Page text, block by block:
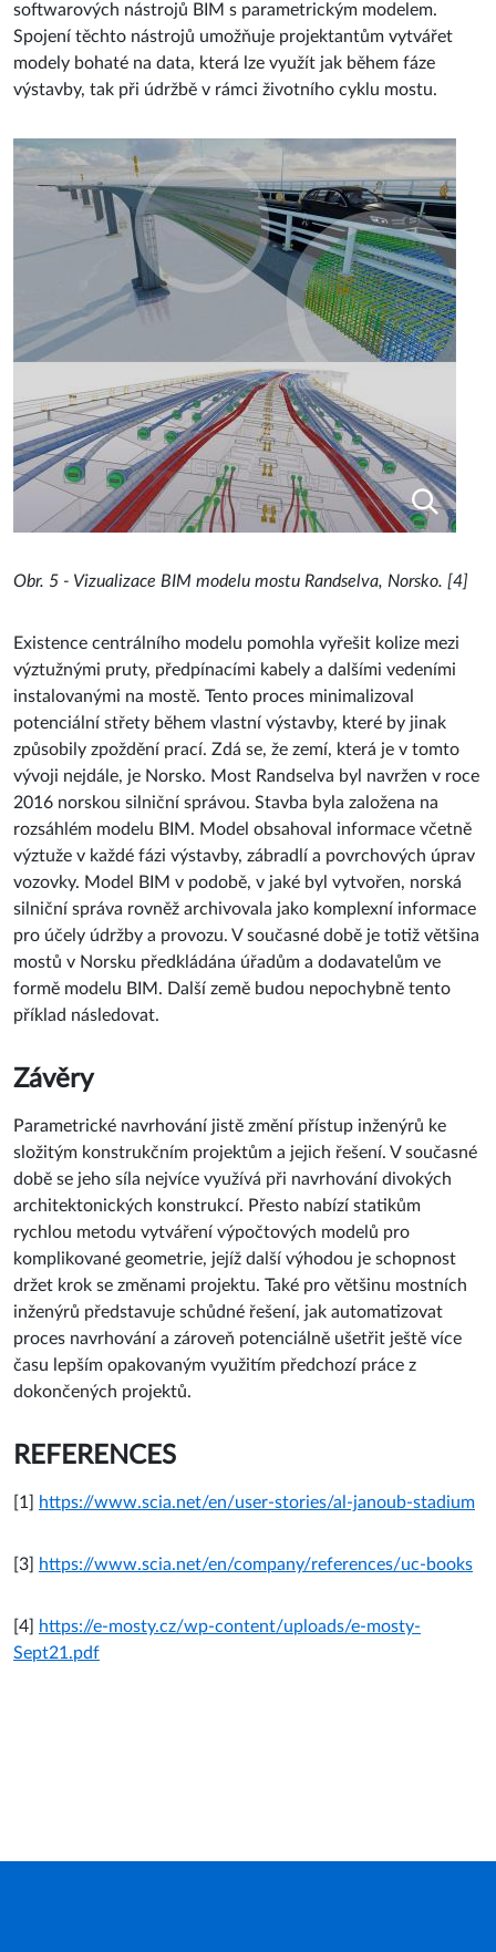
softwarových nástrojů BIM s parametrickým modelem.
Spojení těchto nástrojů umožňuje projektantům vytvářet
modely bohaté na data, která lze využít jak během fáze
výstavby, tak při údržbě v rámci životního cyklu mostu.
Obr. 5 - Vizualizace BIM modelu mostu Randselva, Norsko. [4]
Existence centrálního modelu pomohla vyřešit kolize mezi
výztužnými pruty, předpínacími kabely a dalšími vedeními
instalovanými na mostě. Tento proces minimalizoval
potenciální střety během vlastní výstavby, které by jinak
způsobily zpoždění prací. Zdá se, že zemí, která je v tomto
vývoji nejdále, je Norsko. Most Randselva byl navržen v roce
2016 norskou silniční správou. Stavba byla založena na
rozsáhlém modelu BIM. Model obsahoval informace včetně
výztuže v každé fázi výstavby, zábradlí a povrchových úprav
vozovky. Model BIM v podobě, v jaké byl vytvořen, norská
silniční správa rovněž archivovala jako komplexní informace
pro účely údržby a provozu. V současné době je totiž většina
mostů v Norsku předkládána úřadům a dodavatelům ve
formě modelu BIM. Další země budou nepochybně tento
příklad následovat.
Závěry
Parametrické navrhování jistě změní přístup inženýrů ke
složitým konstrukčním projektům a jejich řešení. V současné
době se jeho síla nejvíce využívá při navrhování divokých
architektonických konstrukcí. Přesto nabízí statikům
rychlou metodu vytváření výpočtových modelů pro
komplikované geometrie, jejíž další výhodou je schopnost
držet krok se změnami projektu. Také pro většinu mostních
inženýrů představuje schůdné řešení, jak automatizovat
proces navrhování a zároveň potenciálně ušetřit ještě více
času lepším opakovaným využitím předchozí práce z
dokončených projektů.
REFERENCES
[1] https://www.scia.net/en/user-stories/al-janoub-stadium
[3] https://www.scia.net/en/company/references/uc-books
[4]
https://e-mosty.cz/wp-content/uploads/e-mosty-
Sept21.pdf